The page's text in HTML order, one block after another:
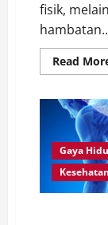
fisik,
Read
Gaya
Kesehatan